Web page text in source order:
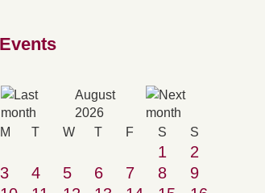
Events
August
2026
M T W T F S S
1
2
3
4 5 6 7 8
9